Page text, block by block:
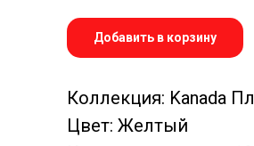
Добавить в корзину
Коллекция: Kanada
Цвет: Желтый